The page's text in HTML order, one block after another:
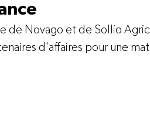
porcine
de Novago et de Sollio
d'affaires pour une